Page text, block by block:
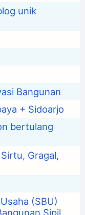
unik
Bangunan
+ Sidoarjo
bertulang
Gragal,
(SBU)
Sipil